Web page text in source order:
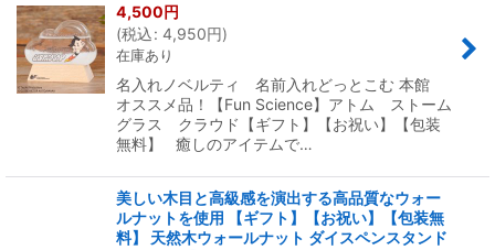
4,500円
(税込: 4,950円)
在庫あり
名入れノベルティ 名前入れどっとこむ 本館
オススメ品！【Fun Science】アトム ストーム
グラス クラウド【ギフト】【お祝い】【包装
無料】 癒しのアイテムで…
美しい木目と高級感を演出する高品質なウォー
ルナットを使用 【ギフト】【お祝い】【包装無
料】 天然木ウォールナット ダイスペンスタンド